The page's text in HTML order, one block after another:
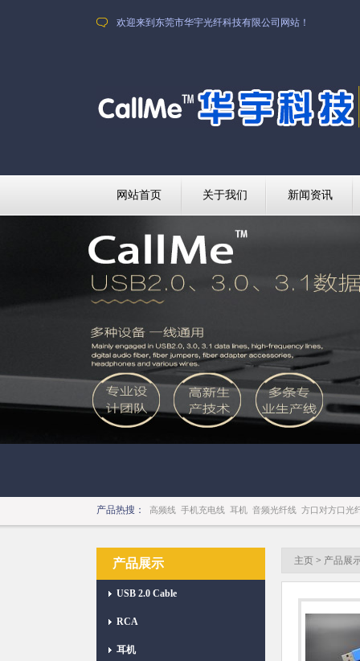
欢迎来到东莞市华宇光纤科技有限公司网站！
网站首页 关于我们 新闻资讯
产品热搜： 高频线 手机充电线 耳机 音频光纤线 方口对方口光
产品展示
USB 2.0 Cable
RCA
耳机
主页 > 产品展